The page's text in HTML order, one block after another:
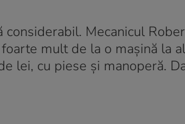
Mecanicul
mult de la o mașină la
lei, cu piese și manoperă.